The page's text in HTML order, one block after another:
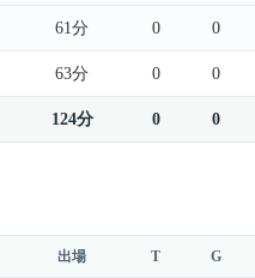
61分 0 0
63分 0 0
124分 0 0
出場 T G